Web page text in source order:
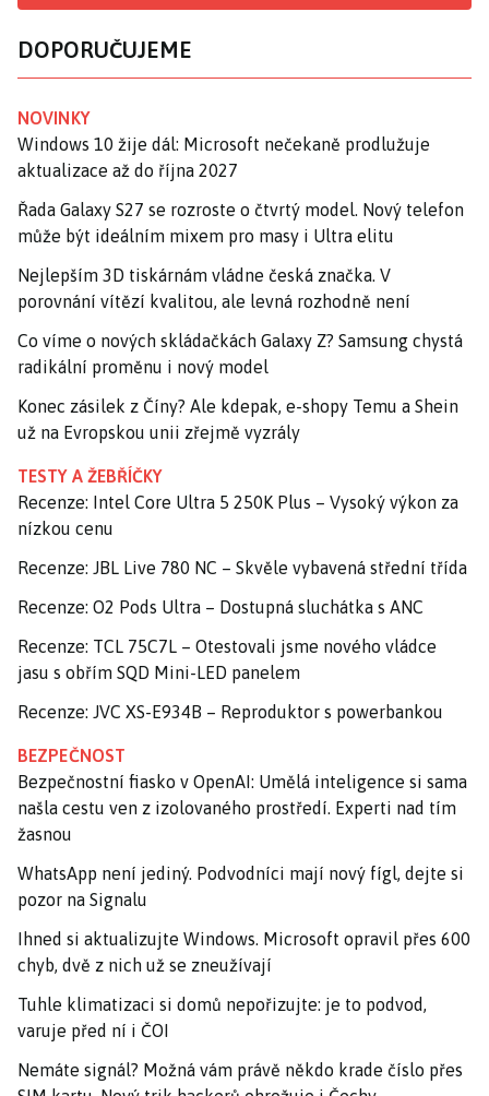
DOPORUČUJEME
NOVINKY
Windows 10 žije dál: Microsoft nečekaně prodlužuje
aktualizace až do října 2027
Řada Galaxy S27 se rozroste o čtvrtý model. Nový telefon
může být ideálním mixem pro masy i Ultra elitu
Nejlepším 3D tiskárnám vládne česká značka. V
porovnání vítězí kvalitou, ale levná rozhodně není
Co víme o nových skládačkách Galaxy Z? Samsung chystá
radikální proměnu i nový model
Konec zásilek z Číny? Ale kdepak, e-shopy Temu a Shein
už na Evropskou unii zřejmě vyzrály
TESTY A ŽEBŘÍČKY
Recenze: Intel Core Ultra 5 250K Plus – Vysoký výkon za
nízkou cenu
Recenze: JBL Live 780 NC – Skvěle vybavená střední třída
Recenze: O2 Pods Ultra – Dostupná sluchátka s ANC
Recenze: TCL 75C7L – Otestovali jsme nového vládce
jasu s obřím SQD Mini-LED panelem
Recenze: JVC XS-E934B – Reproduktor s powerbankou
BEZPEČNOST
Bezpečnostní fiasko v OpenAI: Umělá inteligence si sama
našla cestu ven z izolovaného prostředí. Experti nad tím
žasnou
WhatsApp není jediný. Podvodníci mají nový fígl, dejte si
pozor na Signalu
Ihned si aktualizujte Windows. Microsoft opravil přes 600
chyb, dvě z nich už se zneužívají
Tuhle klimatizaci si domů nepořizujte: je to podvod,
varuje před ní i ČOI
Nemáte signál? Možná vám právě někdo krade číslo přes